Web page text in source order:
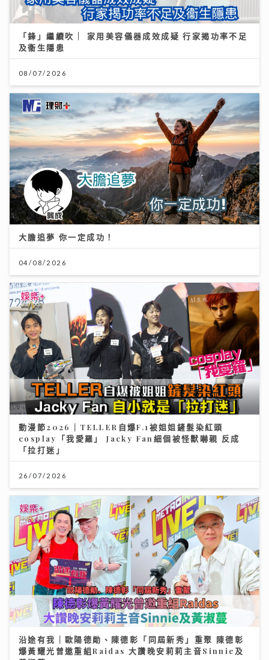
「鋒」繼續吹 | 家用美容儀器成效成疑 行家揭功率不足
及衞生隱患
08/07/2026
大膽追夢 你一定成功！
04/08/2026
動漫節2026｜TELLER自爆F.1被姐姐鏟髮染紅頭
cosplay「我愛羅」 Jacky Fan細個被怪獸嚇親 反成
「拉打迷」
26/07/2026
沿途有我｜歐陽德勛、陳德彰「同屆新秀」重聚 陳德彰
爆黃耀光曾邀重組Raidas 大讚晚安莉莉主音Sinnie及